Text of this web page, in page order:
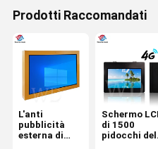
Prodotti Raccomandati
L'anti
pubblicità
esterna di
Schermo
di 1500
pidocchi del